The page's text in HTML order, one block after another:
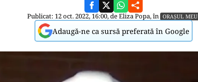
Publicat: 12 oct. 2022, 16:00, deEliza Popa, în ORAȘUL MEU
Adaugă-ne ca sursă preferată în Google